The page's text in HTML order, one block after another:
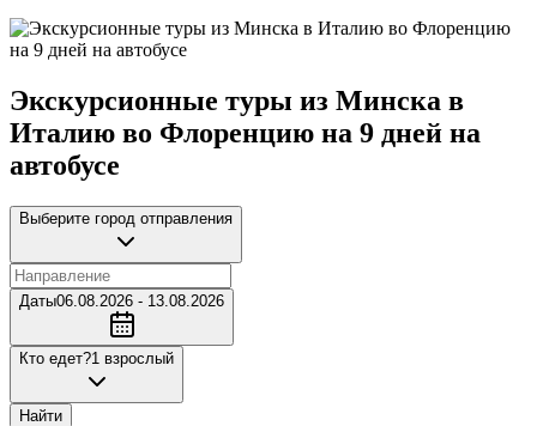
Экскурсионные туры из Минска в
Италию во Флоренцию на 9 дней на
автобусе
Выберите город отправления
Даты06.08.2026 - 13.08.2026
Кто едет?1 взрослый
Найти